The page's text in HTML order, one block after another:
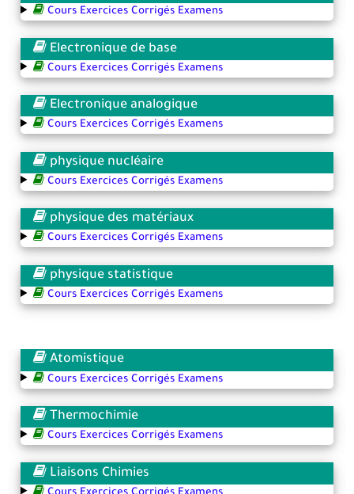
Cours Exercices Corrigés Examens
Electronique de base
Cours Exercices Corrigés Examens
Electronique analogique
Cours Exercices Corrigés Examens
physique nucléaire
Cours Exercices Corrigés Examens
physique des matériaux
Cours Exercices Corrigés Examens
physique statistique
Cours Exercices Corrigés Examens
Atomistique
Cours Exercices Corrigés Examens
Thermochimie
Cours Exercices Corrigés Examens
Liaisons Chimies